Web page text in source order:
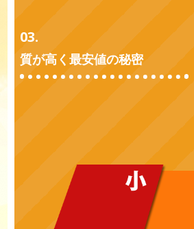
03.
質が高く最安値の秘密